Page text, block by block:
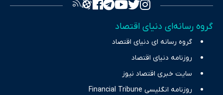
چالش‌های فقر و بیکاری را جست‌وجو کرده و در کنار تحلیل آمارها،
نیازهای خبری مخاطبان در حوزه‌های اثرگذار بر اقتصاد را با رویکردی
حرفه‌ای و روزآمد پوشش می‌دهیم.
گروه رسانه‌ای دنیای اقتصاد
گروه رسانه ای دنیای اقتصاد
روزنامه دنیای اقتصاد
سایت خبری اقتصاد نیوز
روزنامه انگلیسی Financial Tribune